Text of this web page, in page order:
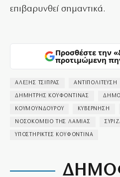
επιβαρυνθεί σημαντικά.
Προσθέστε την
προτιμώμενη
ΑΛΕΞΗΣ ΤΣΙΠΡΑΣ ΑΝΤΙΠΟΛΙΤΕΥΣΗ
ΔΗΜΗΤΡΗΣ ΚΟΥΦΟΝΤΙΝΑΣ
ΚΟΥΜΟΥΝΔΟΥΡΟΥ ΚΥΒΕΡΝΗΣΗ
ΝΟΣΟΚΟΜΕΙΟ ΤΗΣ ΛΑΜΙΑΣ
ΥΠΟΣΤΗΡΙΚΤΕΣ ΚΟΥΦΟΝΤΙΝΑ